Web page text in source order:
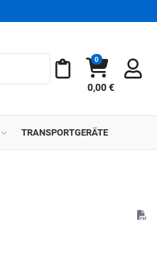
Meine Merkliste
Warenkorb
0
0,00 €
TRANSPORTGERÄTE